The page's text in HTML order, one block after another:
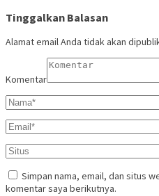
Tinggalkan Balasan
Alamat email Anda tidak akan
Komentar
Simpan nama, email, dan situs
komentar saya berikutnya.